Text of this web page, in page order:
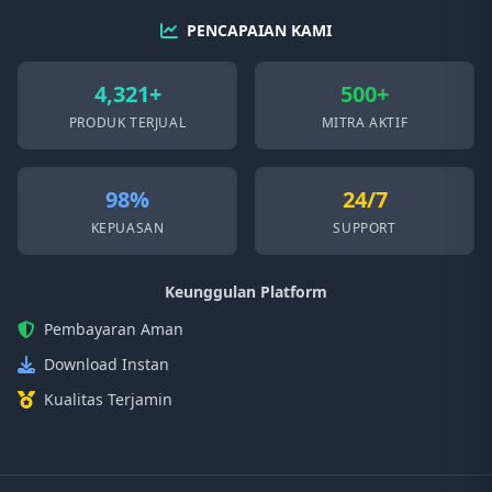
PENCAPAIAN KAMI
4,321+
PRODUK TERJUAL
500+
MITRA AKTIF
98%
KEPUASAN
24/7
SUPPORT
Keunggulan Platform
Pembayaran Aman
Download Instan
Kualitas Terjamin